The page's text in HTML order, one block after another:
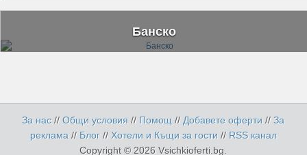
Банско
За нас //Общи условия // Помощ //Добавете оферти//За
реклама // Блог //Хотели и Къщи за гости // RSS канал
Copyright © 2026 Vsichkioferti.bg.